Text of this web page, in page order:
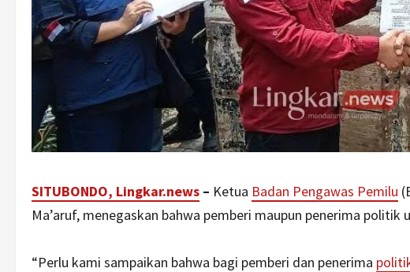
SITUBONDO, Lingkar.news – Ketua Badan Pengawas Pemilu
Ma’aruf, menegaskan bahwa pemberi maupun penerima politik
“Perlu kami sampaikan bahwa bagi pemberi dan penerima